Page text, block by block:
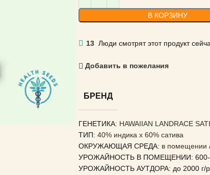
В КОРЗИНУ
13 Люди смотрят этот продукт
Добавить в пожелания
БРЕНД
ГЕНЕТИКА: HAWAIIAN LANDRACE
ТИП: 40% индика x 60% сатива
ОКРУЖАЮЩАЯ СРЕДА: в помещении
УРОЖАЙНОСТЬ В ПОМЕЩЕНИИ: 600-
УРОЖАЙНОСТЬ АУТДОРА: до 2000 г/